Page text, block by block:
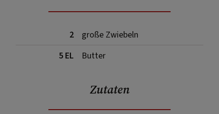
2
große Zwiebeln
5 EL
Butter
Zutaten